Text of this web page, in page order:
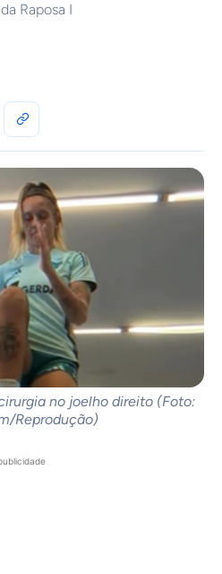
Raposa I
no joelho direito (Foto:
Reprodução)